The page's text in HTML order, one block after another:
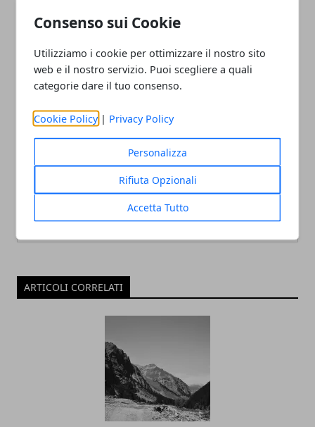
Consenso sui Cookie
Utilizziamo i cookie per ottimizzare il nostro sito
web e il nostro servizio. Puoi scegliere a quali
categorie dare il tuo consenso.
Cookie Policy | Privacy Policy
Personalizza
Rifiuta Opzionali
Accetta Tutto
dell'attore premio Oscar
Redazione
ARTICOLI CORRELATI